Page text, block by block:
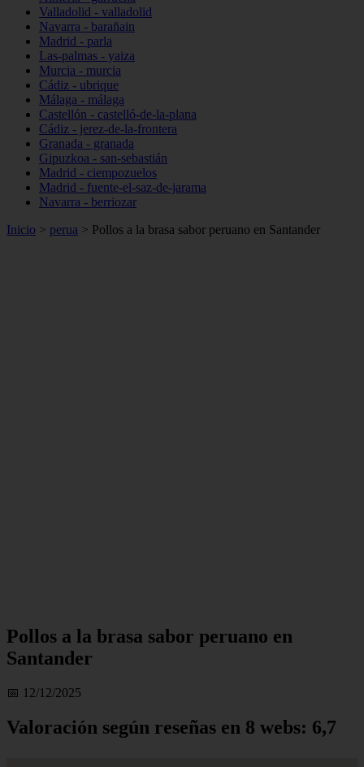
Valladolid - valladolid
Navarra - barañain
Madrid - parla
Las-palmas - yaiza
Murcia - murcia
Cádiz - ubrique
Málaga - málaga
Castellón - castelló-de-la-plana
Cádiz - jerez-de-la-frontera
Granada - granada
Gipuzkoa - san-sebastián
Madrid - ciempozuelos
Madrid - fuente-el-saz-de-jarama
Navarra - berriozar
Inicio > perua > Pollos a la brasa sabor peruano en Santander
Pollos a la brasa sabor peruano en
Santander
📅 12/12/2025
Valoración según reseñas en 8 webs: 6,7